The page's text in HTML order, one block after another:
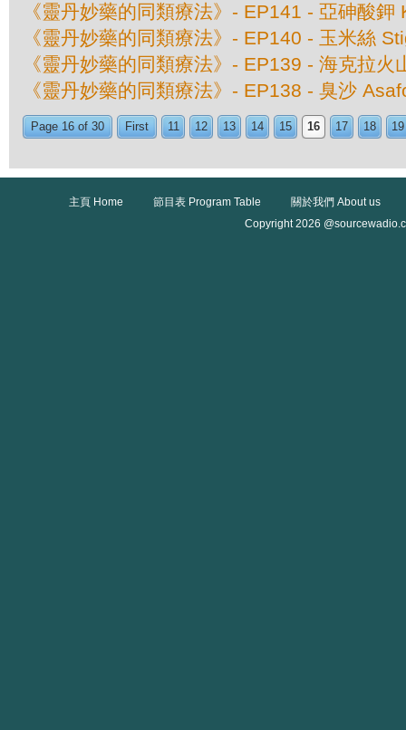
《靈丹妙藥的同類療法》- EP141 - 亞砷酸
《靈丹妙藥的同類療法》- EP140 - 玉米絲
《靈丹妙藥的同類療法》- EP139 - 海克拉
《靈丹妙藥的同類療法》- EP138 - 臭沙
Page 16 of 30 First 11 12 13 14 15 16 17 18 19
主頁 Home 節目表 Program Table
關於我們 About us
Copyright 2026